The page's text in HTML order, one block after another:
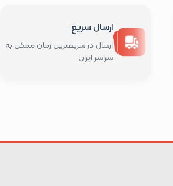
ارسال سریع
ارسال در سریعترین زمان ممکن به
سراسر ایران